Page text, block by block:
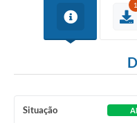
1
Situação